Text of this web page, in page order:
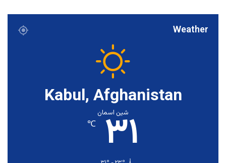
Weather
Kabul, Afghanistan
شین اسمان
۳۱ ℃